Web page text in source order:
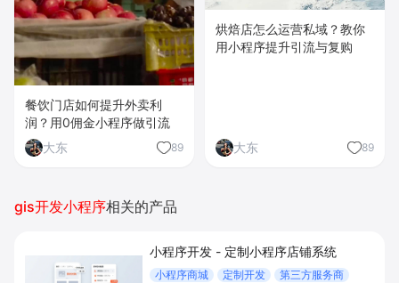
餐饮门店如何提升外卖利
润？用0佣金小程序做引流
大东
89
烘焙店怎么运营私域？教你
用小程序提升引流与复购
大东 89
gis开发小程序相关的产品
小程序开发 - 定制小程序店铺系统
小程序商城 定制开发
第三方服务商